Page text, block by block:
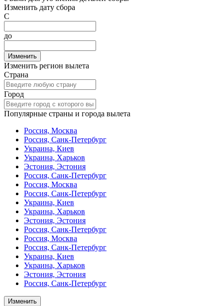
Изменить дату сбора
С
до
Изменить
Изменить регион вылета
Страна
Город
Популярные страны и города вылета
Россия, Москва
Россия, Санк-Петербург
Украина, Киев
Украина, Харьков
Эстония, Эстония
Россия, Санк-Петербург
Россия, Москва
Россия, Санк-Петербург
Украина, Киев
Украина, Харьков
Эстония, Эстония
Россия, Санк-Петербург
Россия, Москва
Россия, Санк-Петербург
Украина, Киев
Украина, Харьков
Эстония, Эстония
Россия, Санк-Петербург
Изменить